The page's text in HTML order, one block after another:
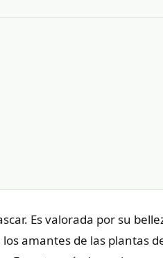
Es valorada por su
amantes de las plantas